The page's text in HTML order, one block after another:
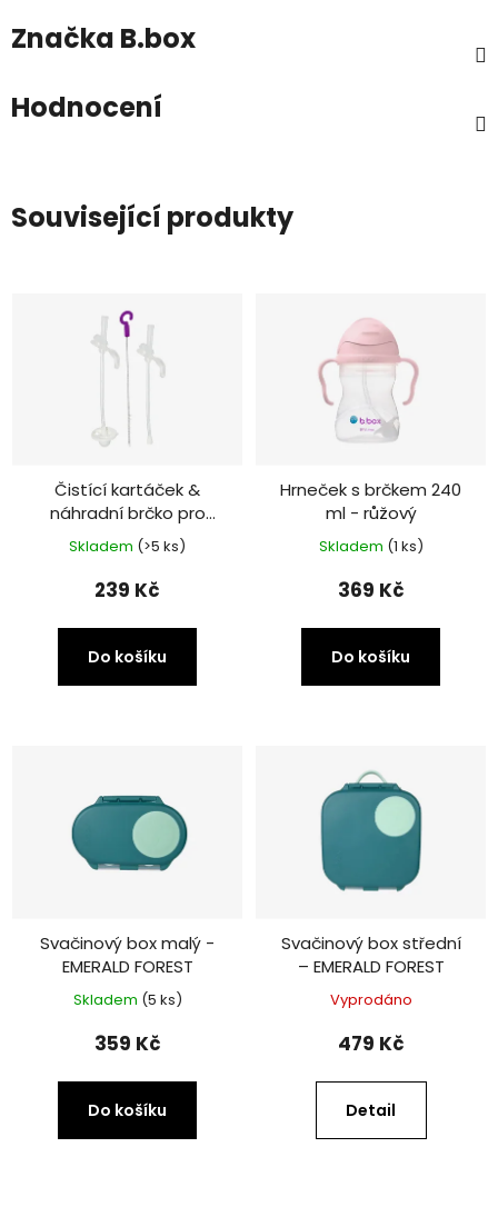
Značka B.box
Hodnocení
Související produkty
Čistící kartáček &
náhradní brčko pro
hrneček B.box
Skladem (>5 ks)
239 Kč
Do košíku
Hrneček s brčkem 240
ml - růžový
Skladem (1 ks)
369 Kč
Do košíku
Svačinový box malý -
EMERALD FOREST
Skladem (5 ks)
359 Kč
Do košíku
Svačinový box střední
– EMERALD FOREST
Vyprodáno
479 Kč
Detail